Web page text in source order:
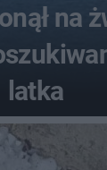
na
latka